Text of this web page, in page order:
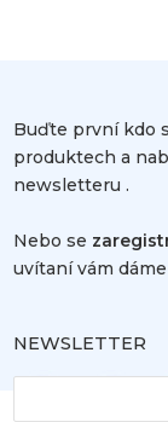
Buďte první kdo
produktech a
newsletteru .
Nebo se
uvítaní vám dáme
NEWSLETTER